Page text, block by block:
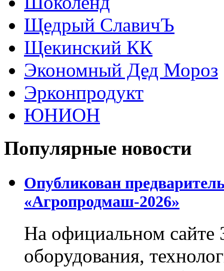
Щедрый СлавичЪ
Щекинский КК
Экономный Дед Мороз
Эрконпродукт
ЮНИОН
Популярные новости
Опубликован
«Агропродмаш-2026»
На официальном сайте
оборудования,